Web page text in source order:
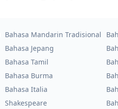
Bahasa Mandarin Tradisional
Bahasa Jepang
Bahasa Tamil
Bahasa Burma
Bahasa Italia
Shakespeare